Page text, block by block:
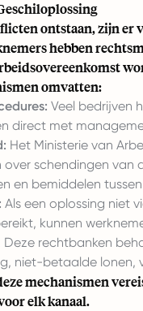
ontstaan, zijn
hebben
omvatten:
Veel bedrijven
direct met
Het Ministerie van
schendingen van
en bemiddelen
Als een oplossing niet
kunnen
rechtbanken
niet-betaalde lonen,
mechanismen
elk kanaal.